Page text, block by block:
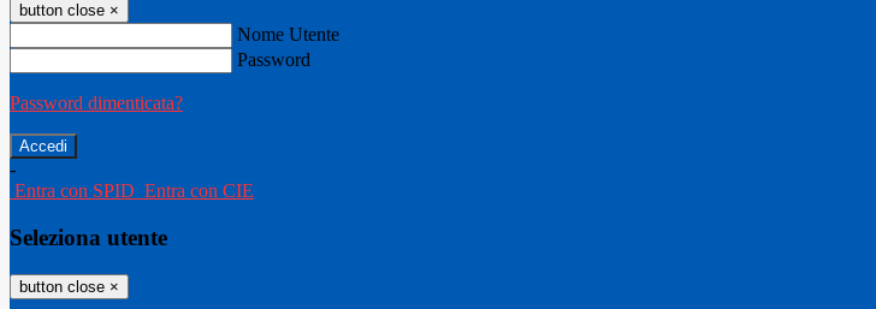
button close ×
Nome Utente
Password
Password dimenticata?
-
Entra con SPID Entra con CIE
Seleziona utente
button close ×